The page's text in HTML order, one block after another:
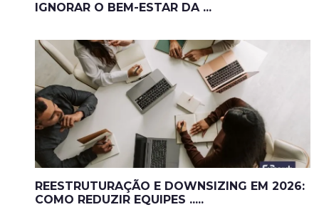
IGNORAR O BEM-ESTAR DA ...
REESTRUTURAÇÃO E DOWNSIZING EM 2026:
COMO REDUZIR EQUIPES .....